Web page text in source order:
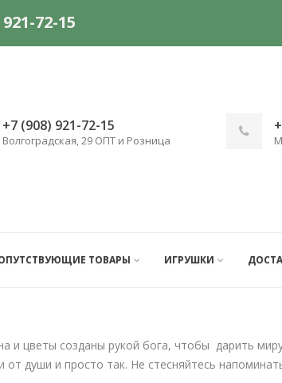
72-15
+7 (908) 921-72-15
Волгоградская, 29 ОПТ и Розница
ТОВАРЫ ИГРУШКИ
и цветы созданы рукой бога, чтобы дарить
от души и просто так. Не стесняйтесь